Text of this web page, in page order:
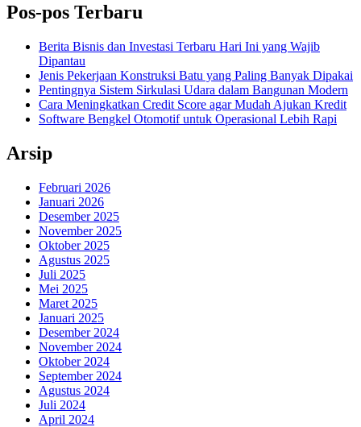
Pos-pos Terbaru
Berita Bisnis dan Investasi Terbaru Hari Ini yang Wajib
Dipantau
Jenis Pekerjaan Konstruksi Batu yang Paling Banyak Dipakai
Pentingnya Sistem Sirkulasi Udara dalam Bangunan Modern
Cara Meningkatkan Credit Score agar Mudah Ajukan Kredit
Software Bengkel Otomotif untuk Operasional Lebih Rapi
Arsip
Februari 2026
Januari 2026
Desember 2025
November 2025
Oktober 2025
Agustus 2025
Juli 2025
Mei 2025
Maret 2025
Januari 2025
Desember 2024
November 2024
Oktober 2024
September 2024
Agustus 2024
Juli 2024
April 2024